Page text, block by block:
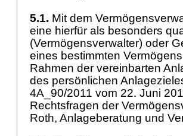
5.1. Mit dem
eine hierfür als besonders
(Vermögensverwalter) oder
eines bestimmten
Rahmen der vereinbarten
des persönlichen
4A_90/2011 vom 22. Juni
Rechtsfragen der
Roth, Anlageberatung und